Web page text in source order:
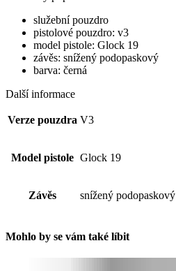
služební pouzdro
pistolové pouzdro: v3
model pistole: Glock 19
závěs: snížený podopaskový
barva: černá
Další informace
Verze pouzdra V3
Model pistole Glock 19
Závěs snížený podopaskový
Mohlo by se vám také líbit